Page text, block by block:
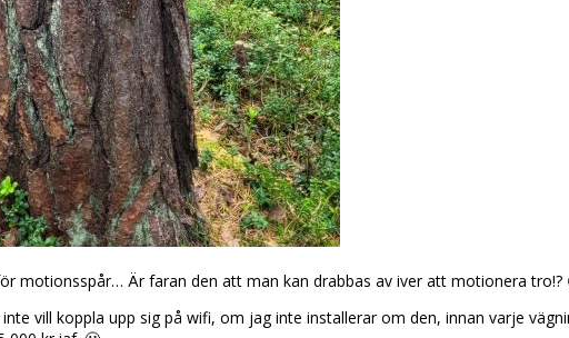
motionsspår… Är faran den att man kan drabbas av iver att motionera tro!?
vill koppla upp sig på wifi, om jag inte installerar om den, innan varje